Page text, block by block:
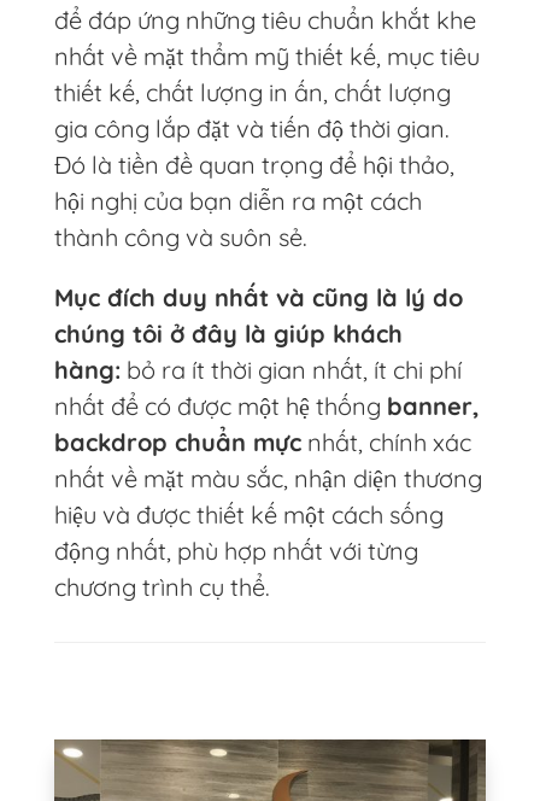
để đáp ứng những tiêu chuẩn khắt khe
nhất về mặt thẩm mỹ thiết kế, mục tiêu
thiết kế, chất lượng in ấn, chất lượng
gia công lắp đặt và tiến độ thời gian.
Đó là tiền đề quan trọng để hội thảo,
hội nghị của bạn diễn ra một cách
thành công và suôn sẻ.
Mục đích duy nhất và cũng là lý do
chúng tôi ở đây là giúp khách
hàng: bỏ ra ít thời gian nhất, ít chi phí
nhất để có được một hệ thống banner,
backdrop chuẩn mựcnhất, chính xác
nhất về mặt màu sắc, nhận diện thương
hiệu và được thiết kế một cách sống
động nhất, phù hợp nhất với từng
chương trình cụ thể.